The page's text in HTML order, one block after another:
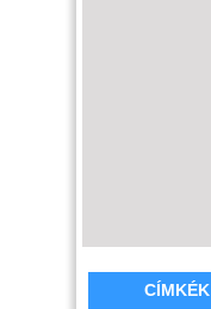
CÍMKÉK